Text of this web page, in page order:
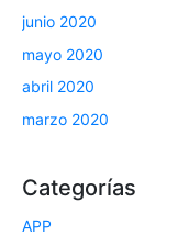
junio 2020
mayo 2020
abril 2020
marzo 2020
Categorías
APP